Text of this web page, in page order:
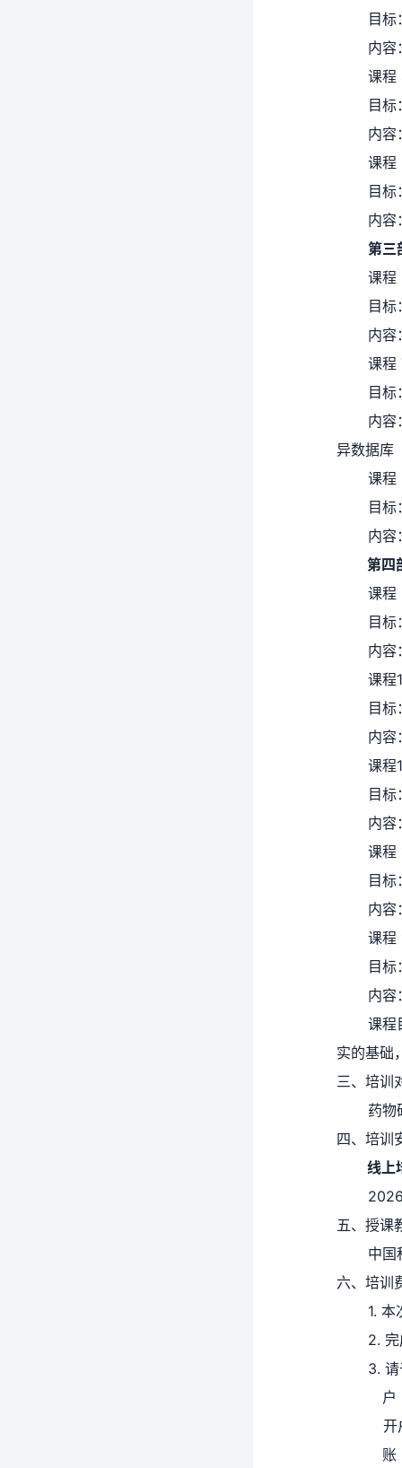
目
内容
课程
目
内容
课程
目
内容
第三
课程
目
内容
课程
目
内容
异数据库
课程
目
内容
第四
课程
目
内容
课程
目
内容
课程
目
内容
课程
目
内容
课程
目
内容
课程
实的基础
三、培训
药物
四、培训
线上
五、授课
中国
六、培训
1.
2.
3.
户
开
账